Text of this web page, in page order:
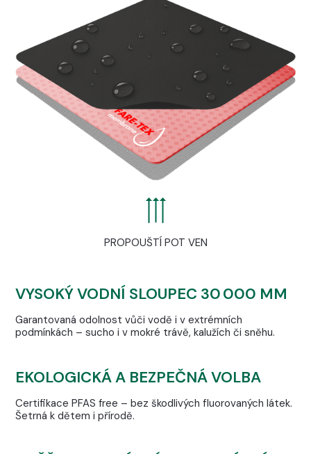
PROPOUŠTÍ POT VEN
VYSOKÝ VODNÍ SLOUPEC 30 000 MM
Garantovaná odolnost vůči vodě i v extrémních
podmínkách – sucho i v mokré trávě, kalužích či sněhu.
EKOLOGICKÁ A BEZPEČNÁ VOLBA
Certifikace PFAS free – bez škodlivých fluorovaných látek.
Šetrná k dětem i přírodě.